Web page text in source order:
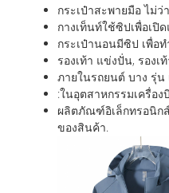
กระเป๋าสะพายมือ ไม่
กางเท็นท์ใช้ซิปเพื่อเปิ
กระเป๋านอนมีซิป เพื่อ
รองเท้า แข่งปั่น, รอง
ภายในรถยนต์ บาง รุ่น
:ในอุตสาหกรรมเครื่อ
ผลิตภัณฑ์อิเล็กทรอนิก
ของสินค้า.